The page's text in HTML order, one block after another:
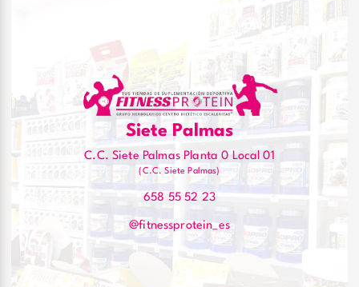
Siete Palmas
C.C. Siete Palmas Planta 0 Local 01
(C.C. Siete Palmas)
658 55 52 23
@fitnessprotein_es